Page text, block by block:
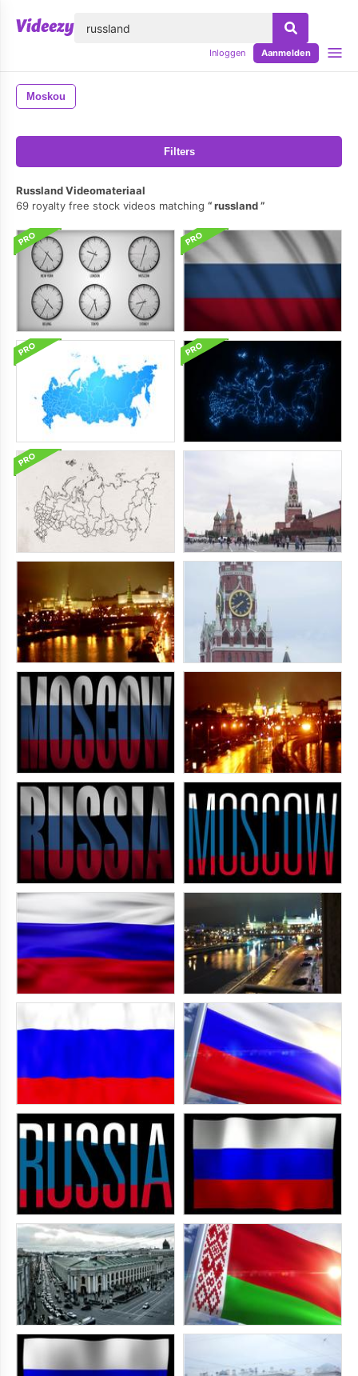
Inloggen Aanmelden
Moskou
Filters
Russland Videomateriaal
69 royalty free stock videos matching
russland